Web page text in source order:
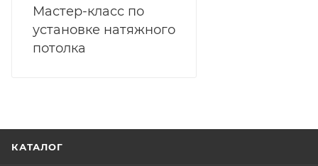
Мастер-класс по
установке натяжного
потолка
КАТАЛОГ